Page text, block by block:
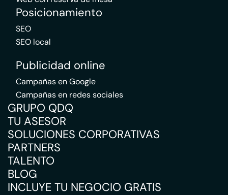
Posicionamiento
SEO
SEO local
Publicidad online
Campañas en Google
Campañas en redes sociales
GRUPO QDQ
TU ASESOR
SOLUCIONES CORPORATIVAS
PARTNERS
TALENTO
BLOG
INCLUYE TU NEGOCIO GRATIS